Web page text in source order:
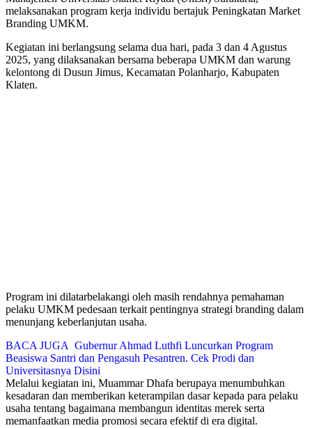
melaksanakan program kerja individu bertajuk Peningkatan Market
Branding UMKM.
Kegiatan ini berlangsung selama dua hari, pada 3 dan 4 Agustus
2025, yang dilaksanakan bersama beberapa UMKM dan warung
kelontong di Dusun Jimus, Kecamatan Polanharjo, Kabupaten
Klaten.
Program ini dilatarbelakangi oleh masih rendahnya pemahaman
pelaku UMKM pedesaan terkait pentingnya strategi branding dalam
menunjang keberlanjutan usaha.
BACA JUGA Gubernur Ahmad Luthfi Luncurkan Program
Beasiswa Santri dan Pengasuh Pesantren. Cek Prodi dan
Universitasnya Disini
Melalui kegiatan ini, Muammar Dhafa berupaya menumbuhkan
kesadaran dan memberikan keterampilan dasar kepada para pelaku
usaha tentang bagaimana membangun identitas merek serta
memanfaatkan media promosi secara efektif di era digital.